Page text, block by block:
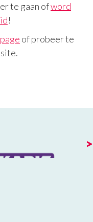
te gaan ofword
!
of probeer te
>